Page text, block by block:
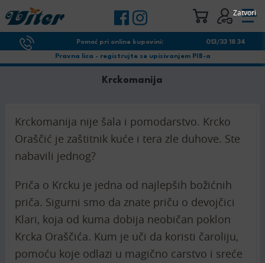
Pomoć pri online kupovini: 013/33 18 34
Pravna lica - registrujte se upisivanjem PIB-a
Krckomanija
Krckomanija nije šala i pomodarstvo. Krcko
Oraščić je zaštitnik kuće i tera zle duhove. Ste
nabavili jednog?
Priča o Krcku je jedna od najlepših božićnih
priča. Sigurni smo da znate priču o devojčici
Klari, koja od kuma dobija neobičan poklon
Krcka Oraščića. Kum je uči da koristi čaroliju,
pomoću koje odlazi u magično carstvo i sreće
Zatvori